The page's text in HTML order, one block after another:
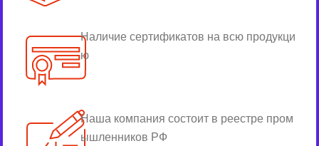
Наличие сертификатов на всю продукци
ю
Наша компания состоит в реестре пром
ышленников РФ